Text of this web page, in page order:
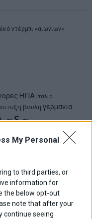
My Personal
to third parties, or
information for
the below opt-out
note that after your
continue seeing
ντέρμπι «αιωνίων»
ΗΠΑ Ιταλια
βουλη γερμανια
ευρωπαικα
ρωσια
χρεος χρηματιστηριο